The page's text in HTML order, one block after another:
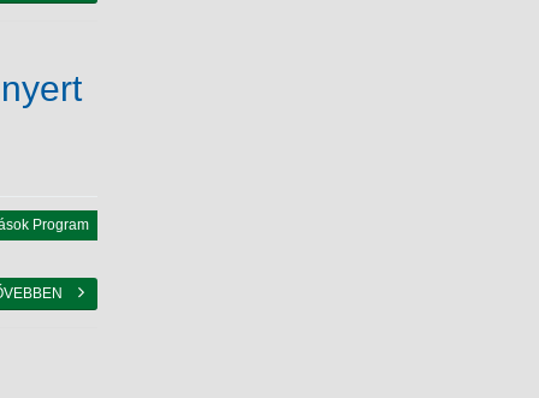
Program